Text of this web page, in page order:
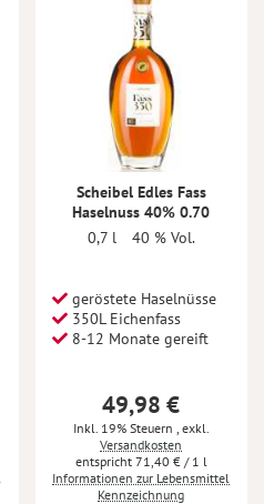
Scheibel Edles Fass
Haselnuss 40% 0.70
0,7 l
40 % Vol.
geröstete Haselnüsse
350L Eichenfass
8-12 Monate gereift
49,98 €
Inkl. 19% Steuern exkl.
Versandkosten
71,40 € / 1 l
Informationen zur Lebensmittel
Kennzeichnung